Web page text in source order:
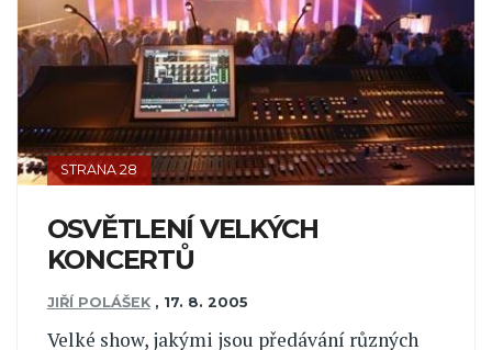
STRANA 28
OSVĚTLENÍ VELKÝCH
KONCERTŮ
JIŘÍ POLÁŠEK , 17. 8. 2005
Velké show, jakými jsou předávání různých